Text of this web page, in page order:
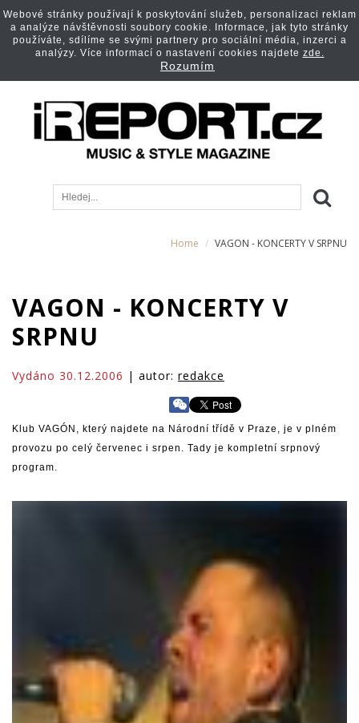
Home VAGON - KONCERTY V SRPNU
VAGON - KONCERTY V
SRPNU
Vydáno 30.12.2006 | autor: redakce
Klub VAGÓN, který najdete na Národní třídě v Praze, je v plném
provozu po celý červenec i srpen. Tady je kompletní srpnový
program.
Webové stránky používají k poskytování služeb, personalizaci reklam
a analýze návštěvnosti soubory cookie. Informace, jak tyto stránky
používáte, sdílíme se svými partnery pro sociální média, inzerci a
analýzy. Více informací o nastavení cookies najdete zde.
Rozumím